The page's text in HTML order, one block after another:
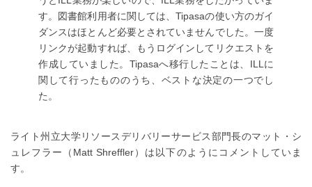
す。図書館利用者に関しては、Tipasaの使い方のガイ
ダンスはほとんど必要とされていませんでした。一度
リンクが起動すれば、もうログインしてリクエストを
作成していました。Tipasaへ移行したことは、ILLに
関して行ったもののうち、ベストな決定の一つでし
た。
ライト州立大学リソースデリバリーサービス部門長のマット・シ
ュレフラー（Matt Shreffler）は以下のようにコメントしていま
す。